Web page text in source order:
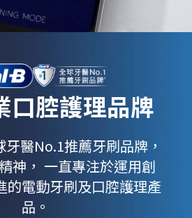
口腔護理品牌
醫No.1推薦牙刷品牌，
神， 一直專注於運用創
的電動牙刷及口腔護理產
品。